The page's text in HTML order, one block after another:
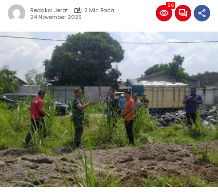
Redaksi Jerat
2 Min Baca
24 November 2025
96